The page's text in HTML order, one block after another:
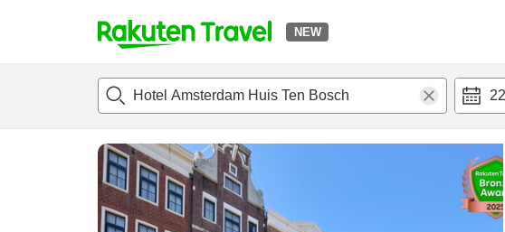
NEW
t
p
a
g
e
_
s
แนะนำที่พักห้องพักและแพลนพักรีวิวสิ่่งอำนวยความสะดวก